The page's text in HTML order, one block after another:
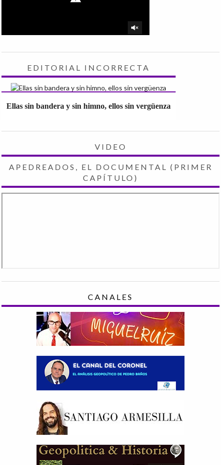
EDITORIAL INCORRECTA
Ellas sin bandera y sin himno, ellos sin vergüenza
VIDEO
APEDREADOS, EL DOCUMENTAL (PRIMER
CAPÍTULO)
CANALES